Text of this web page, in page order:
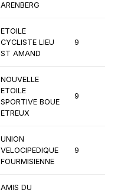
ARENBERG
ETOILE
CYCLISTE LIEU
ST AMAND
9
NOUVELLE
ETOILE
SPORTIVE BOUE
ETREUX
9
UNION
VELOCIPEDIQUE
FOURMISIENNE
9
AMIS DU